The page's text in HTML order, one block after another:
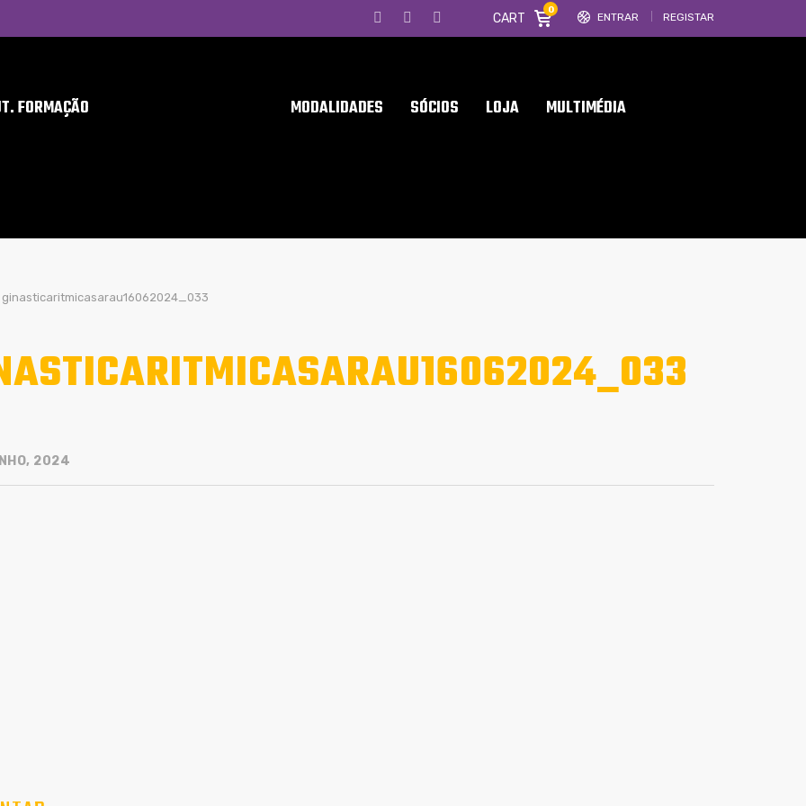
ENTRAR REGISTAR
CART
0
FORMAÇÃO MODALIDADES SÓCIOS LOJA MULTIMÉDIA
ginasticaritmicasarau16062024_033
2024